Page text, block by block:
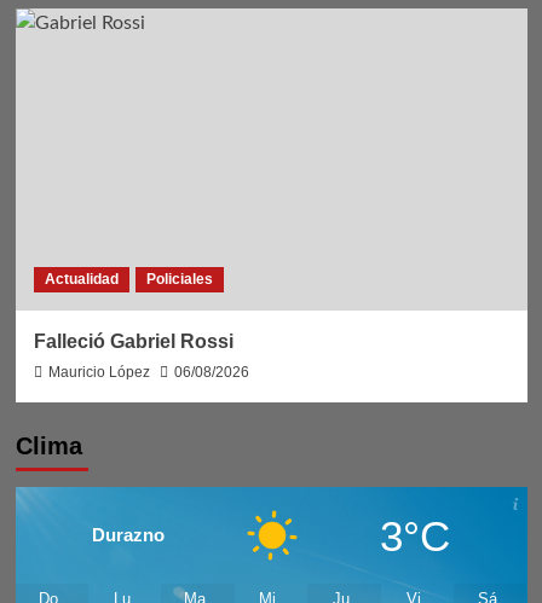
Actualidad Policiales
Falleció Gabriel Rossi
Mauricio López 06/08/2026
Clima
Durazno 3°C
Do Lu Ma Mi Ju Vi Sá